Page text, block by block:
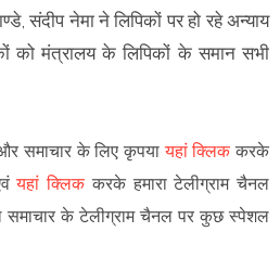
संदीप नेमा ने लिपिकों पर हो रहे अन्याय
को मंत्रालय के लिपिकों के समान सभी
और समाचार के लिए कृपयायहां क्लिक करके
यहां क्लिक करके हमारा टेलीग्राम चैनल
समाचार के टेलीग्राम चैनल पर कुछ स्पेशल